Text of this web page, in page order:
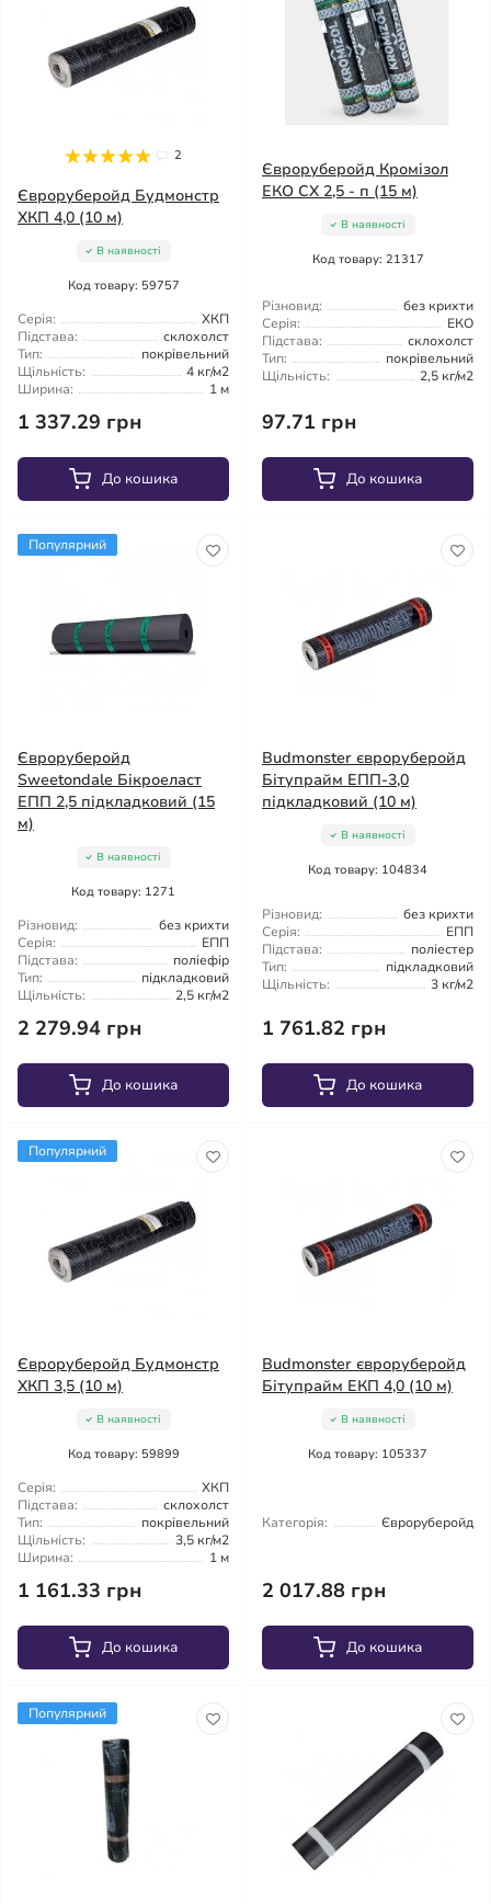
2
Євроруберойд Будмонстр
ХКП 4,0 (10 м)
В наявності
Код товару: 59757
Серія:
ХКП
Підстава:
склохолст
Тип:
покрівельний
Щільність:
4 кг/м2
Ширина:
1 м
1 337.29 грн
До кошика
Євроруберойд Кромізол
ЕКО СХ 2,5 - п (15 м)
В наявності
Код товару: 21317
Різновид:
без крихти
Серія:
ЕКО
Підстава:
склохолст
Тип:
покрівельний
Щільність:
2,5 кг/м2
97.71 грн
До кошика
Популярний
Євроруберойд
Sweetondale Бікроеласт
ЕПП 2,5 підкладковий (15
м)
В наявності
Код товару: 1271
Різновид:
без крихти
Серія:
ЕПП
Підстава:
поліефір
Тип:
підкладковий
Щільність:
2,5 кг/м2
2 279.94 грн
До кошика
Budmonster євроруберойд
Бітупрайм ЕПП-3,0
підкладковий (10 м)
В наявності
Код товару: 104834
Різновид:
без крихти
Серія:
ЕПП
Підстава:
поліестер
Тип:
підкладковий
Щільність:
3 кг/м2
1 761.82 грн
До кошика
Популярний
Євроруберойд Будмонстр
ХКП 3,5 (10 м)
В наявності
Код товару: 59899
Серія:
ХКП
Підстава:
склохолст
Тип:
покрівельний
Щільність:
3,5 кг/м2
Ширина:
1 м
1 161.33 грн
До кошика
Budmonster євроруберойд
Бітупрайм ЕКП 4,0 (10 м)
В наявності
Код товару: 105337
Категорія: Євроруберойд
2 017.88 грн
До кошика
Популярний